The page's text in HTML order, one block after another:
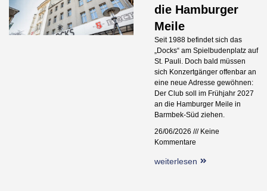
die Hamburger
Meile
Seit 1988 befindet sich das
„Docks“ am Spielbudenplatz auf
St. Pauli. Doch bald müssen
sich Konzertgänger offenbar an
eine neue Adresse gewöhnen:
Der Club soll im Frühjahr 2027
an die Hamburger Meile in
Barmbek-Süd ziehen.
26/06/2026
Keine
Kommentare
weiterlesen